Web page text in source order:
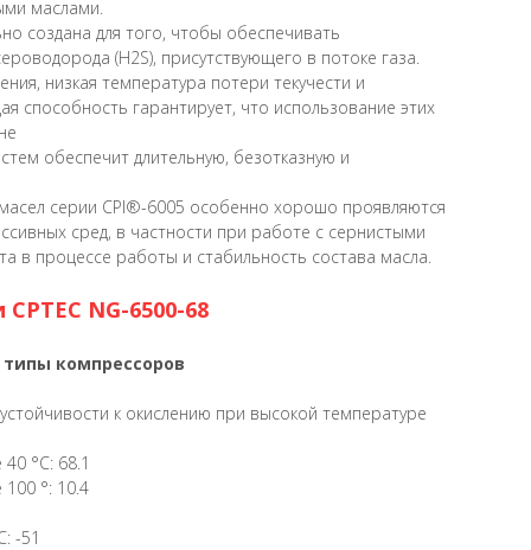
маслами.
создана для того, чтобы обеспечивать
(H2S), присутствующего в потоке газа.
низкая температура потери текучести и
способность гарантирует, что использование этих
обеспечит длительную, безотказную и
серии CPI®-6005 особенно хорошо проявляются
сред, в частности при работе с сернистыми
в процессе работы и стабильность состава масла.
NG-6500-68
компрессоров
к окислению при высокой температуре
°С: 68.1
100 °: 10.4
-51